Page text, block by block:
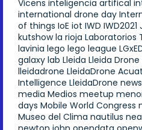
Vicens inteligencia artifical
international drone day
of things IoE iot IWD IWD2021
kutshow la rioja Laboratorios
lavinia lego lego league
galaxy lab Lleida Lleida Drone
lleidadrone LleidaDrone
Intelligence LleidaDrone news
media Medios meetup
days Mobile World Congress
Museo del Clima nautilus